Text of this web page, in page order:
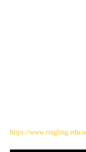
https://www.ringling.edu/